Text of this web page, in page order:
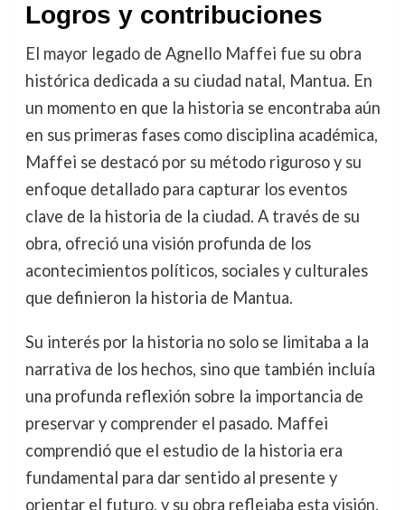
Logros y contribuciones
El mayor legado de Agnello Maffei fue su obra
histórica dedicada a su ciudad natal, Mantua. En
un momento en que la historia se encontraba aún
en sus primeras fases como disciplina académica,
Maffei se destacó por su método riguroso y su
enfoque detallado para capturar los eventos
clave de la historia de la ciudad. A través de su
obra, ofreció una visión profunda de los
acontecimientos políticos, sociales y culturales
que definieron la historia de Mantua.
Su interés por la historia no solo se limitaba a la
narrativa de los hechos, sino que también incluía
una profunda reflexión sobre la importancia de
preservar y comprender el pasado. Maffei
comprendió que el estudio de la historia era
fundamental para dar sentido al presente y
orientar el futuro, y su obra reflejaba esta visión.